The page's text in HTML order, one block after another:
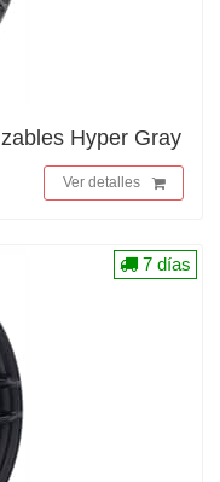
Hyper Gray
Ver detalles
7 días